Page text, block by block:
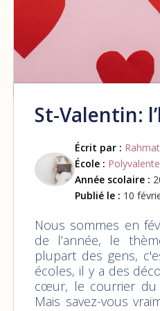
St-Valentin:
Écrit par :
École :
Année scolaire :
Publié le : 10
Nous sommes en
de l’année, le
plupart des gens,
écoles, il y a des
cœur, le courrier du
Mais savez-vous